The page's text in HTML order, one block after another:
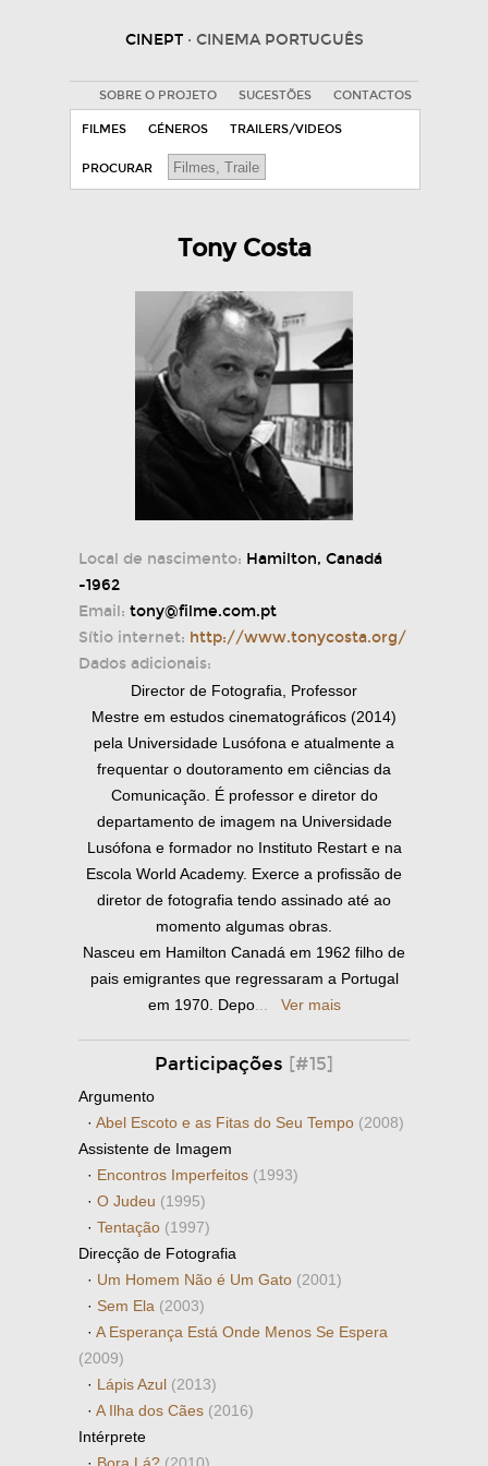
CINEPT · CINEMA PORTUGUÊS
SOBRE O PROJETO SUGESTÕES CONTACTOS
FILMES GÉNEROS TRAILERS/VIDEOS
PROCURAR
Tony Costa
Local de nascimento: Hamilton, Canadá
-1962
Email: tony@filme.com.pt
Sítio internet: http://www.tonycosta.org/
Dados adicionais:
Director de Fotografia, Professor
Mestre em estudos cinematográficos (2014)
pela Universidade Lusófona e atualmente a
frequentar o doutoramento em ciências da
Comunicação. É professor e diretor do
departamento de imagem na Universidade
Lusófona e formador no Instituto Restart e na
Escola World Academy. Exerce a profissão de
diretor de fotografia tendo assinado até ao
momento algumas obras.
Nasceu em Hamilton Canadá em 1962 filho de
pais emigrantes que regressaram a Portugal
em 1970. Depo... Ver mais
Participações [#15]
Argumento
· Abel Escoto e as Fitas do Seu Tempo (2008)
Assistente de Imagem
· Encontros Imperfeitos (1993)
· O Judeu (1995)
· Tentação (1997)
Direcção de Fotografia
· Um Homem Não é Um Gato (2001)
· Sem Ela (2003)
· A Esperança Está Onde Menos Se Espera
(2009)
· Lápis Azul (2013)
· A Ilha dos Cães (2016)
Intérprete
· Bora Lá? (2010)